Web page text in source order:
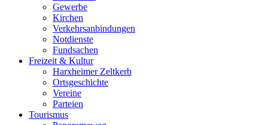
Gewerbe
Kirchen
Verkehrsanbindungen
Notdienste
Fundsachen
Freizeit & Kultur
Harxheimer Zeltkerb
Ortsgeschichte
Vereine
Parteien
Tourismus